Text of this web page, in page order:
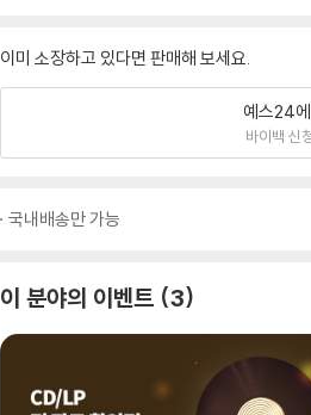
이미 소장하고 있다면 판매해 보세요.
예스24
바이백 신
국내배송만 가능
이 분야의 이벤트 3